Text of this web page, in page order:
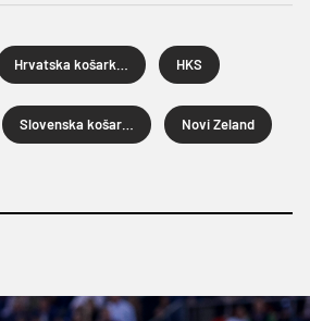
HKS
Novi Zeland